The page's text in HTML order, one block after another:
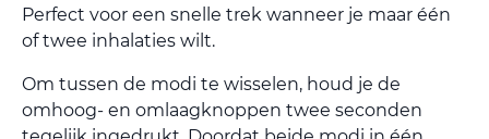
Perfect voor een snelle trek wanneer je maar één
of twee inhalaties wilt.
Om tussen de modi te wisselen, houd je de
omhoog- en omlaagknoppen twee seconden